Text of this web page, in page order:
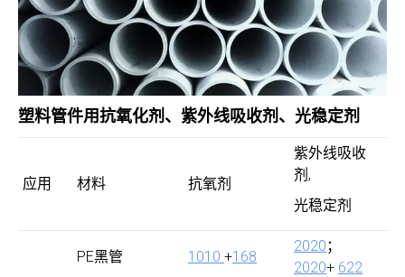
塑料管件用抗氧化剂、紫外线吸收剂、光稳定剂
应用 材料 抗氧剂
紫外线吸收
剂,
光稳定剂
PE黑管 1010 +168
2020 ；
2020+ 622